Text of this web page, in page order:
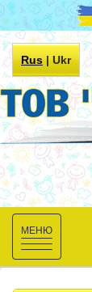
Rus|Ukr
Toggle
navigation